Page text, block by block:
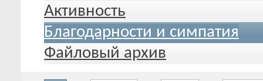
Активность
Благодарности и симпатия
Файловый архив